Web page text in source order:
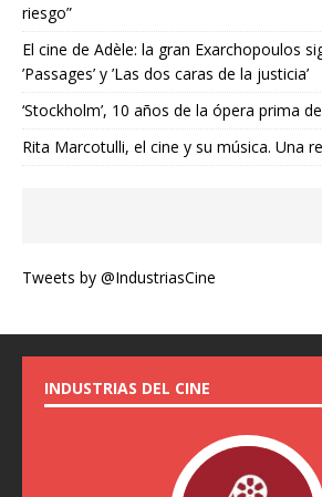
riesgo”
El cine de Adèle: la gran Exarchopoulos
’Passages’ y ’Las dos caras de la justicia’
‘Stockholm’, 10 años de la ópera prima
Rita Marcotulli, el cine y su música. Una
Tweets by @IndustriasCine
INDUSTRIAS DEL CINE